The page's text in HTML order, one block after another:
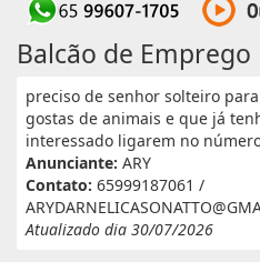
Balcão de Emprego
preciso de senhor solteiro
gostas de animais e que já
interessado ligarem no
Anunciante: ARY
Contato: 65999187061 /
Atualizado dia 30/07/2026